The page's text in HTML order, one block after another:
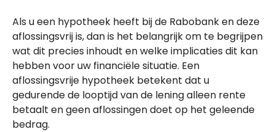
Als u een hypotheek heeft bij de Rabobank en deze
aflossingsvrij is, dan is het belangrijk om te begrijpen
wat dit precies inhoudt en welke implicaties dit kan
hebben voor uw financiële situatie. Een
aflossingsvrije hypotheek betekent dat u
gedurende de looptijd van de lening alleen rente
betaalt en geen aflossingen doet op het geleende
bedrag.